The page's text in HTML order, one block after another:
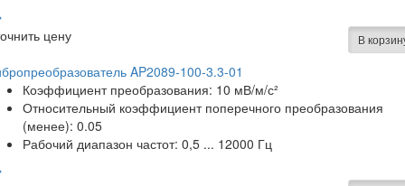
В
цену
AP2089-100-3.3-01
Коэффициент преобразования: 10 мВ/м/с²
Относительный коэффициент поперечного преобразования
(менее): 0.05
Рабочий диапазон частот: 0,5 ... 12000 Гц